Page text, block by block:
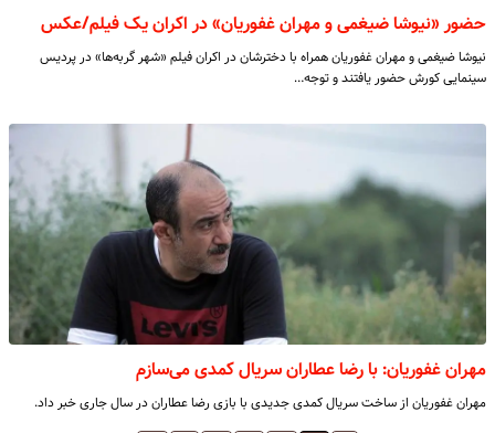
حضور «نیوشا ضیغمی و مهران غفوریان» در اکران یک فیلم/عکس
نیوشا ضیغمی و مهران غفوریان همراه با دخترشان در اکران فیلم «شهر گربه‌ها» در پردیس
سینمایی کورش حضور یافتند و توجه…
مهران غفوریان: با رضا عطاران سریال کمدی می‌سازم
مهران غفوریان از ساخت سریال کمدی جدیدی با بازی رضا عطاران در سال جاری خبر داد.